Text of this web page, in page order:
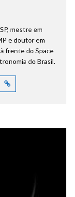
mestre em
e doutor em
frente do Space
do Brasil.